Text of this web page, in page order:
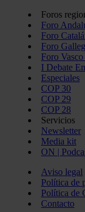
Foros
Foro
Foro
Foro
Foro
I Debate
Especiales
COP 30
COP 29
COP 28
Servicios
Newsletter
Media kit
ON |
Aviso legal
Política de
Política de
Contacto